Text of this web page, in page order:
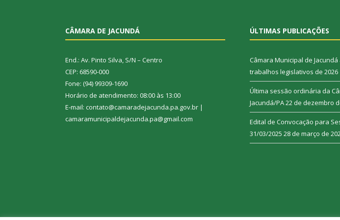
CÂMARA DE JACUNDÁ
End.: Av. Pinto Silva, S/N – Centro
CEP: 68590-000
Fone: (94) 99309-1690
Horário de atendimento: 08:00 às 13:00
E-mail: contato@camaradejacunda.pa.gov.br |
camaramunicipaldejacunda.pa@gmail.com
ÚLTIMAS PUBLICAÇÕES
Câmara Municipal de
trabalhos legislativos de 2026
Última sessão ordinária da
Jacundá/PA22 de dezembro
Edital de Convocação para
31/03/2025 28 de março de